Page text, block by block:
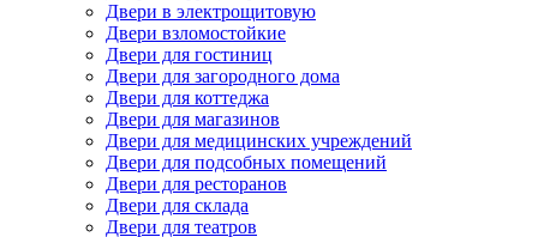
Двери в электрощитовую
Двери взломостойкие
Двери для гостиниц
Двери для загородного дома
Двери для коттеджа
Двери для магазинов
Двери для медицинских учреждений
Двери для подсобных помещений
Двери для ресторанов
Двери для склада
Двери для театров